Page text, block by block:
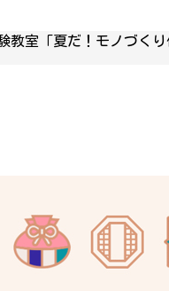
教室「夏だ！モノづくり